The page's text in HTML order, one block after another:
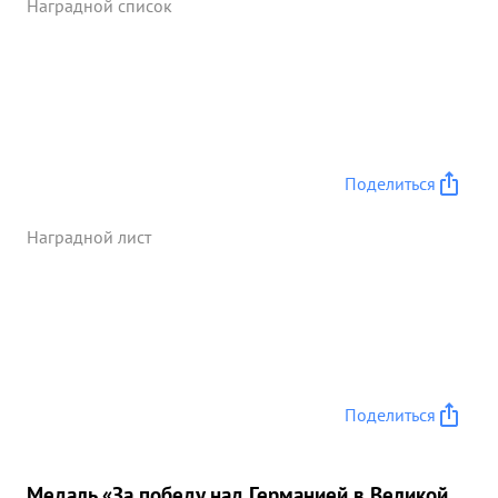
в живой силе и захватили щенных Благодаря
Наградной список
Поделиться
Наградной лист
Поделиться